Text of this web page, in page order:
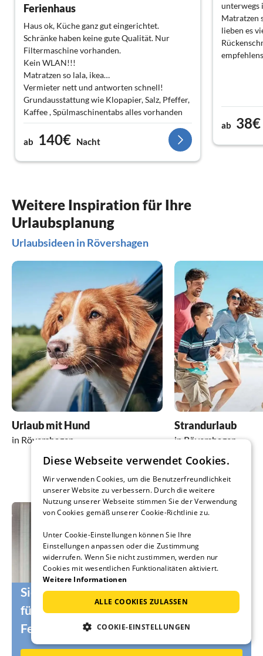
Ferienhaus
Haus ok, Küche ganz gut eingerichtet.
Schränke haben keine gute Qualität. Nur
Filtermaschine vorhanden.
Kein WLAN!!!
Matratzen so lala, ikea…
Vermieter nett und antworten schnell!
Grundausstattung wie Klopapier, Salz, Pfeffer,
Kaffee , Spülmaschinentabs alles vorhanden
ab 140€ Nacht
unterwegs
Matratzen
lieben es
ab 38€
Weitere Inspiration für Ihre
Urlaubsplanung
Urlaubsideen in Rövershagen
Urlaub mit Hund
in Rövershagen
Strandurlaub
in Rövershagen
Sie suchen noch die passenden Urlauber
für Ihr Ferienhaus oder Ihre
Ferienwohnung?
Diese Webseite verwendet Cookies.
Wir verwenden Cookies, um die Benutzerfreundlichkeit
unserer Website zu verbessern. Durch die weitere
Nutzung unserer Webseite stimmen Sie der Verwendung
von Cookies gemäß unserer Cookie-Richtlinie zu.
Unter Cookie-Einstellungen können Sie Ihre
Einstellungen anpassen oder die Zustimmung
widerrufen. Wenn Sie nicht zustimmen, werden nur
Cookies mit wesentlichen Funktionalitäten aktiviert.
Weitere Informationen
ALLE COOKIES ZULASSEN
COOKIE-EINSTELLUNGEN